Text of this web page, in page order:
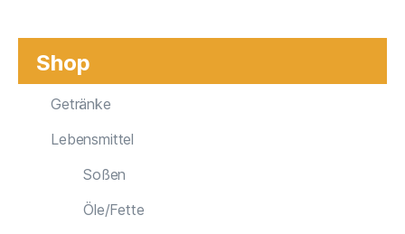
Shop
Getränke
Lebensmittel
Soßen
Öle/Fette